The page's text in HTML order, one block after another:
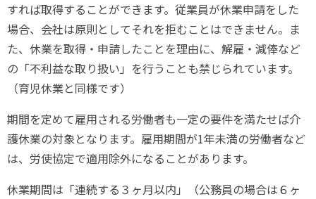
すれば取得することができます。従業員が休業申請をした
場合、会社は原則としてそれを拒むことはできません。ま
た、休業を取得・申請したことを理由に、解雇・減俸など
の「不利益な取り扱い」を行うことも禁じられています。
（育児休業と同様です）
期間を定めて雇用される労働者も一定の要件を満たせば介
護休業の対象となります。雇用期間が1年未満の労働者など
は、労使協定で適用除外になることがあります。
休業期間は「連続する３ヶ月以内」（公務員の場合は６ヶ